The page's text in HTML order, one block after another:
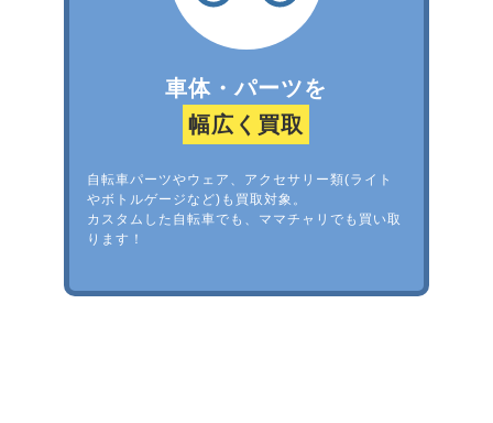
車体・パーツを
幅広く買取
自転車パーツやウェア、アクセサリー類(ライト
やボトルゲージなど)も買取対象。
カスタムした自転車でも、ママチャリでも買い取
ります！